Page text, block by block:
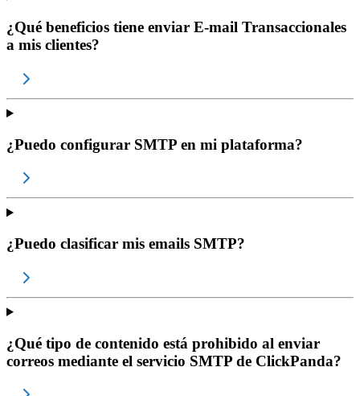
¿Qué beneficios tiene enviar E-mail Transaccionales
a mis clientes?
¿Puedo configurar SMTP en mi plataforma?
¿Puedo clasificar mis emails SMTP?
¿Qué tipo de contenido está prohibido al enviar
correos mediante el servicio SMTP de ClickPanda?